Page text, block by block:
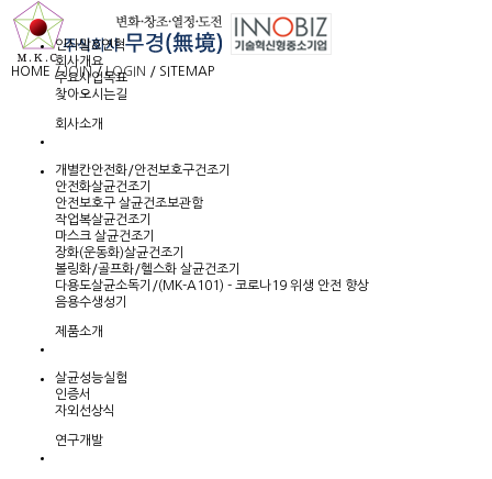
HOME /JOIN/ LOGIN / SITEMAP
인사말&연혁
회사개요
주요사업목표
찾아오시는길
회사소개
개별칸안전화/안전보호구건조기
안전화살균건조기
안전보호구 살균건조보관함
작업복살균건조기
마스크 살균건조기
장화(운동화)살균건조기
볼링화/골프화/헬스화 살균건조기
다용도살균소독기/(MK-A101) - 코로나19 위생 안전 향상
음용수생성기
제품소개
살균성능실험
인증서
자외선상식
연구개발